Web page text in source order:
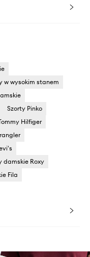
w wysokim stanem
Szorty Pinko
Hilfiger
damskie Roxy
Fila